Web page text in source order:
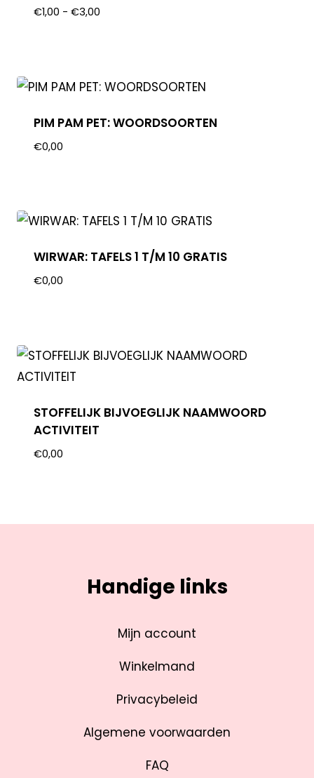
€1,00 - €3,00
PIM PAM PET: WOORDSOORTEN
€0,00
WIRWAR: TAFELS 1 T/M 10 GRATIS
€0,00
STOFFELIJK BIJVOEGLIJK NAAMWOORD
ACTIVITEIT
€0,00
Handige links
Mijn account
Winkelmand
Privacybeleid
Algemene voorwaarden
FAQ